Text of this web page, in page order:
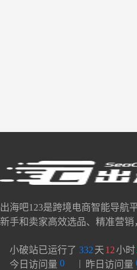
出海吧123是跨境电商智能导航
新手和卖家高效选品、精准营销
小破站已运行了 332 天 12小时
今日访问量 0 | 昨日访问量